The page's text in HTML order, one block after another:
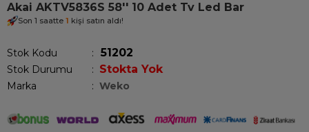
Akai AKTV5836S 58'' 10 Adet Tv Led Bar
Son 1 saatte 1 kişi satın aldı!
Stok Kodu 51202
Stok Durumu : Stokta Yok
Marka : Weko